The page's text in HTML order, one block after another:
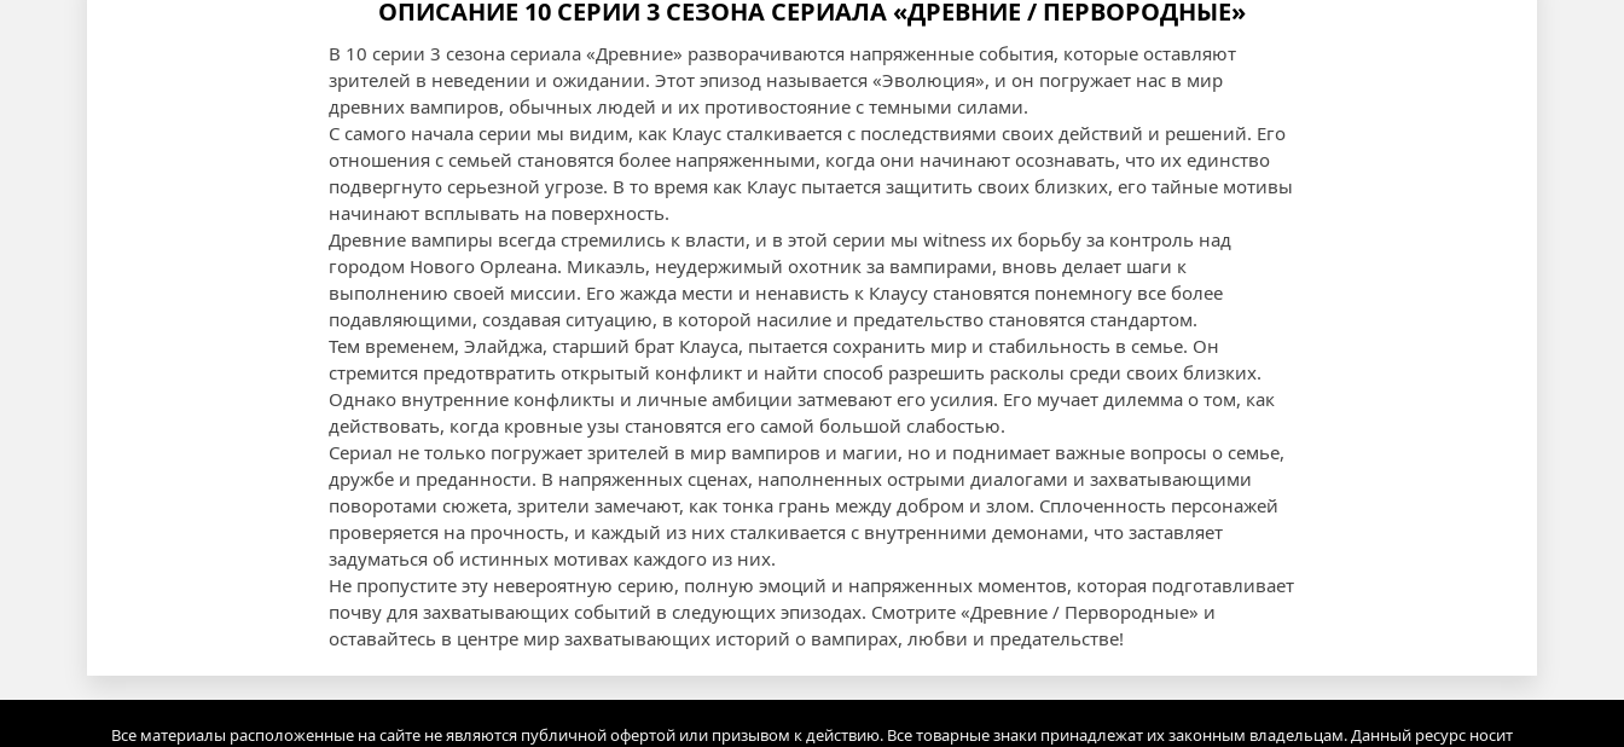
ОПИСАНИЕ 10 СЕРИИ 3 СЕЗОНА СЕРИАЛА «ДРЕВНИЕ / ПЕРВОРОДНЫЕ»
В 10 серии 3 сезона сериала «Древние» разворачиваются напряженные события, которые оставляют
зрителей в неведении и ожидании. Этот эпизод называется «Эволюция», и он погружает нас в мир
древних вампиров, обычных людей и их противостояние с темными силами.
С самого начала серии мы видим, как Клаус сталкивается с последствиями своих действий и решений. Его
отношения с семьей становятся более напряженными, когда они начинают осознавать, что их единство
подвергнуто серьезной угрозе. В то время как Клаус пытается защитить своих близких, его тайные мотивы
начинают всплывать на поверхность.
Древние вампиры всегда стремились к власти, и в этой серии мы witness их борьбу за контроль над
городом Нового Орлеана. Микаэль, неудержимый охотник за вампирами, вновь делает шаги к
выполнению своей миссии. Его жажда мести и ненависть к Клаусу становятся понемногу все более
подавляющими, создавая ситуацию, в которой насилие и предательство становятся стандартом.
Тем временем, Элайджа, старший брат Клауса, пытается сохранить мир и стабильность в семье. Он
стремится предотвратить открытый конфликт и найти способ разрешить расколы среди своих близких.
Однако внутренние конфликты и личные амбиции затмевают его усилия. Его мучает дилемма о том, как
действовать, когда кровные узы становятся его самой большой слабостью.
Сериал не только погружает зрителей в мир вампиров и магии, но и поднимает важные вопросы о семье,
дружбе и преданности. В напряженных сценах, наполненных острыми диалогами и захватывающими
поворотами сюжета, зрители замечают, как тонка грань между добром и злом. Сплоченность персонажей
проверяется на прочность, и каждый из них сталкивается с внутренними демонами, что заставляет
задуматься об истинных мотивах каждого из них.
Не пропустите эту невероятную серию, полную эмоций и напряженных моментов, которая подготавливает
почву для захватывающих событий в следующих эпизодах. Смотрите «Древние / Первородные» и
оставайтесь в центре мир захватывающих историй о вампирах, любви и предательстве!
Все материалы расположенные на сайте не являются публичной офертой или призывом к действию. Все товарные знаки принадлежат их законным владельцам. Данный ресурс носит